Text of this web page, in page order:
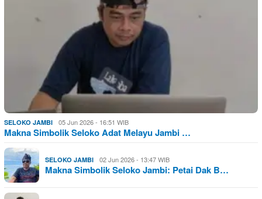
SELOKO JAMBI 05 Jun 2026 - 16:51 WIB
Makna Simbolik Seloko Adat Melayu Jambi …
SELOKO JAMBI 02 Jun 2026 - 13:47 WIB
Makna Simbolik Seloko Jambi: Petai Dak B…